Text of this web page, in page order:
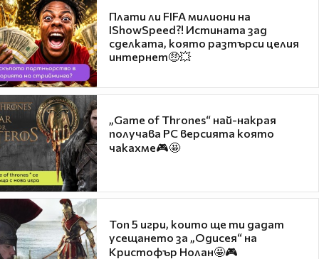
Плати ли FIFA милиони на
IShowSpeed?! Истината зад
сделката, която разтърси целия
интернет🤑💥
„Game of Thrones“ най-накрая
получава PC версията която
чакахме🎮🤩
Топ 5 игри, които ще ти дадат
усещането за „Одисея“ на
Кристофър Нолан🤩🎮